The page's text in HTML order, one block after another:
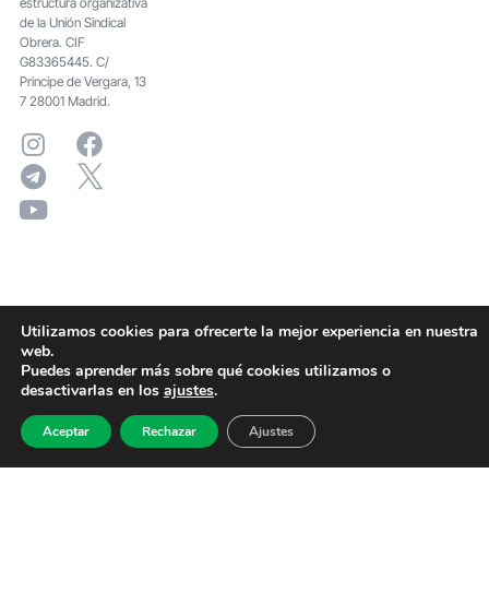
de la Unión Sindical
Obrera. CIF
G83365445. C/
Principe de Vergara, 13
7 28001 Madrid.
Utilizamos cookies para ofrecerte la mejor experiencia en nuestra
web.
Puedes aprender más sobre qué cookies utilizamos o
desactivarlas en los ajustes.
Aceptar Rechazar Ajustes